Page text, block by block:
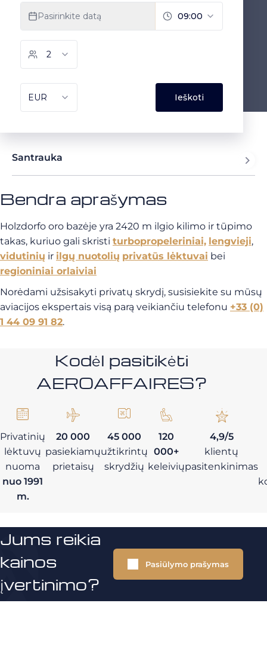
Santrauka
Bendra aprašymas
Holzdorfo oro bazėje yra 2420 m ilgio kilimo ir tūpimo
takas, kuriuo gali skristi turbopropeleriniai, lengvieji,
vidutinių ir ilgų nuotolių privatūs lėktuvai bei
regioniniai orlaiviai
Norėdami užsisakyti privatų skrydį, susisiekite su mūsų
aviacijos ekspertais visą parą veikiančiu telefonu +33 (0)
1 44 09 91 82.
Kodėl pasitikėti
AEROAFFAIRES?
Privatinių
lėktuvų
nuoma
nuo 1991
m.
20 000
pasiekiamų
prietaisų
45 000
užtikrintų
skrydžių
120
000+
keleivių
4,9/5
klientų
pasitenkinimas
Jums reikia
kainos
įvertinimo?
Pasiūlymo prašymas